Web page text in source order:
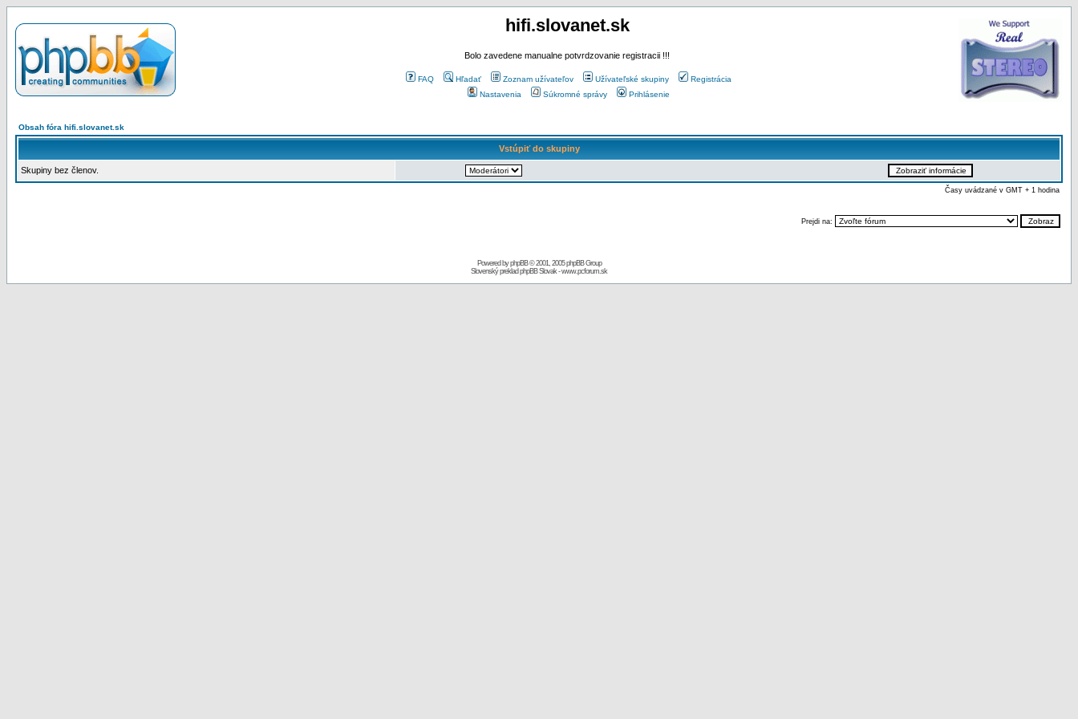
hifi.slovanet.sk
Bolo zavedene manualne potvrdzovanie registracii !!!
FAQ Hľadať Zoznam užívateľov Užívateľské skupiny
Registrácia
Nastavenia
Súkromné správy Prihlásenie
Obsah fóra hifi.slovanet.sk
Vstúpiť do skupiny
Skupiny bez členov.
Časy uvádzané v GMT + 1 hodina
Prejdi na:
Powered byphpBB© 2001, 2005 phpBB Group
Slovenský preklad phpBB Slovak-www.pcforum.sk